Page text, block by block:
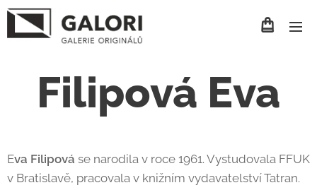
Filipová Eva
Eva Filipová se narodila v roce 1961. Vystudovala FFUK
v Bratislavě, pracovala v knižním vydavatelství Tatran.